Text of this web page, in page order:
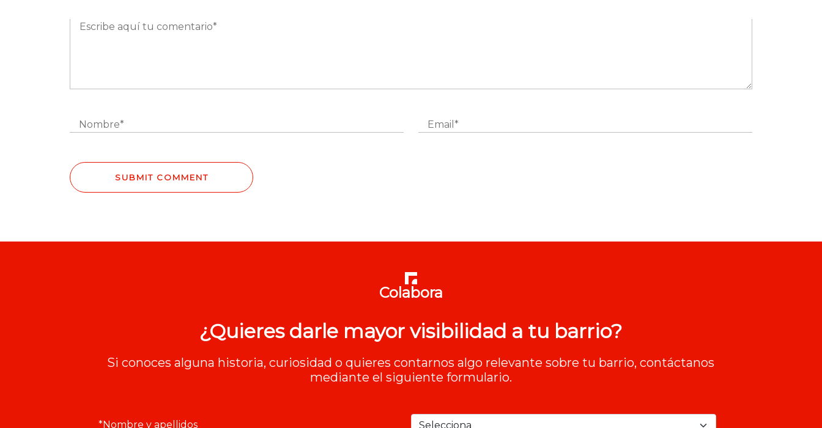
Colabora
¿Quieres darle mayor visibilidad a tu barrio?
Si conoces alguna historia, curiosidad o quieres contarnos algo relevante sobre tu barrio, contáctanos
mediante el siguiente formulario.